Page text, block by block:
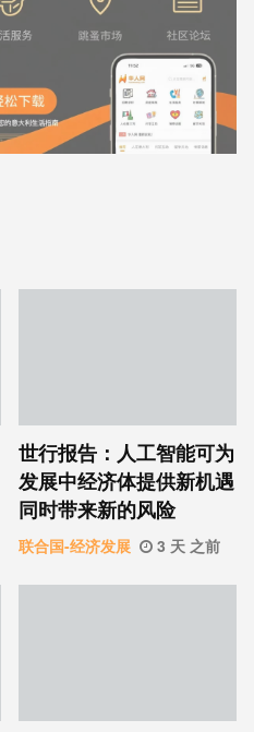
世行报告：人工智能可为
发展中经济体提供新机遇
同时带来新的风险
联合国-经济发展 3 天 之前